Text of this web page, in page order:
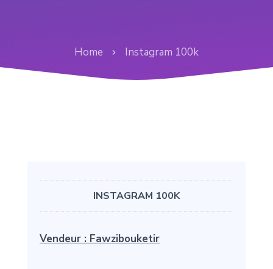
Home Instagram 100k
INSTAGRAM 100K
Vendeur : Fawzibouketir